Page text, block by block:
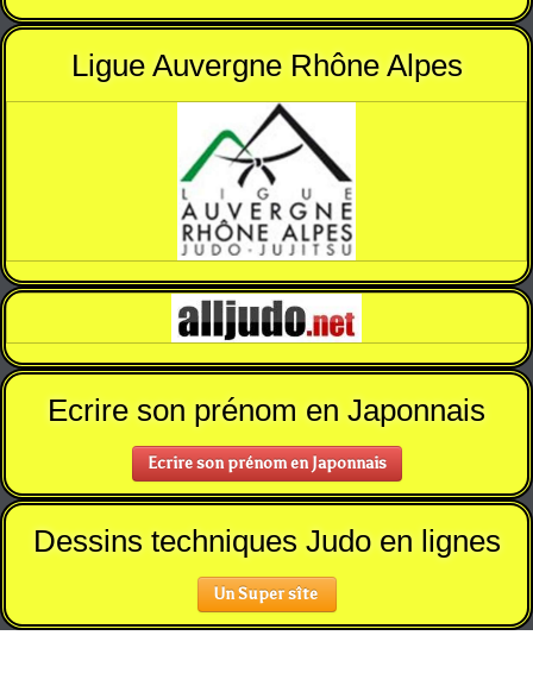
Ligue Auvergne Rhône Alpes
Ecrire son prénom en Japonnais
Ecrire son prénom en Japonnais
Dessins techniques Judo en lignes
Un Super sîte